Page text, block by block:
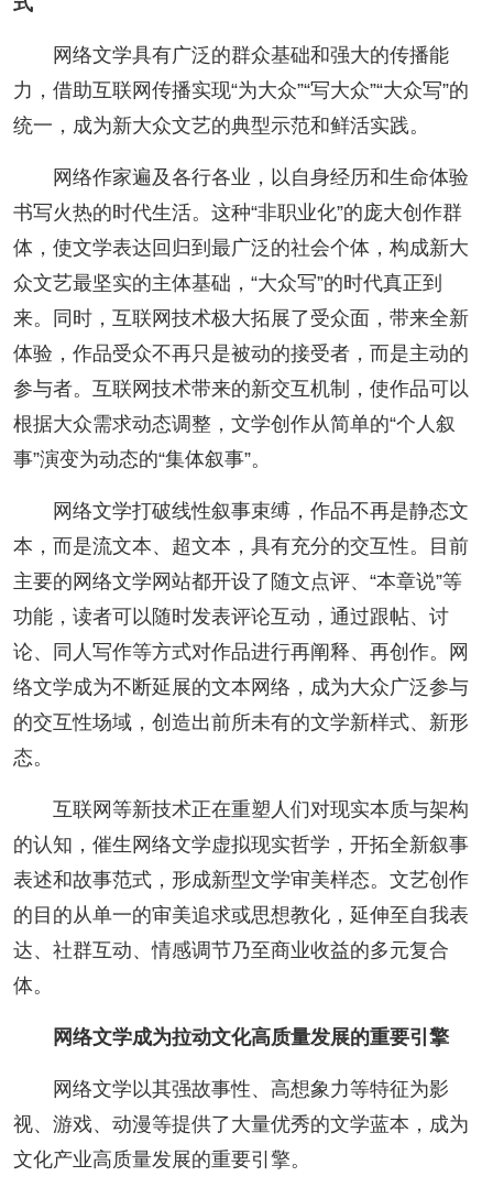
网络文学具有广泛的群众基础和强大的传播能
力，借助互联网传播实现“为大众”“写大众”“大众写”的
统一，成为新大众文艺的典型示范和鲜活实践。
网络作家遍及各行各业，以自身经历和生命体验
书写火热的时代生活。这种“非职业化”的庞大创作群
体，使文学表达回归到最广泛的社会个体，构成新大
众文艺最坚实的主体基础，“大众写”的时代真正到
来。同时，互联网技术极大拓展了受众面，带来全新
体验，作品受众不再只是被动的接受者，而是主动的
参与者。互联网技术带来的新交互机制，使作品可以
根据大众需求动态调整，文学创作从简单的“个人叙
事”演变为动态的“集体叙事”。
网络文学打破线性叙事束缚，作品不再是静态文
本，而是流文本、超文本，具有充分的交互性。目前
主要的网络文学网站都开设了随文点评、“本章说”等
功能，读者可以随时发表评论互动，通过跟帖、讨
论、同人写作等方式对作品进行再阐释、再创作。网
络文学成为不断延展的文本网络，成为大众广泛参与
的交互性场域，创造出前所未有的文学新样式、新形
态。
互联网等新技术正在重塑人们对现实本质与架构
的认知，催生网络文学虚拟现实哲学，开拓全新叙事
表述和故事范式，形成新型文学审美样态。文艺创作
的目的从单一的审美追求或思想教化，延伸至自我表
达、社群互动、情感调节乃至商业收益的多元复合
体。
网络文学成为拉动文化高质量发展的重要引擎
网络文学以其强故事性、高想象力等特征为影
视、游戏、动漫等提供了大量优秀的文学蓝本，成为
文化产业高质量发展的重要引擎。